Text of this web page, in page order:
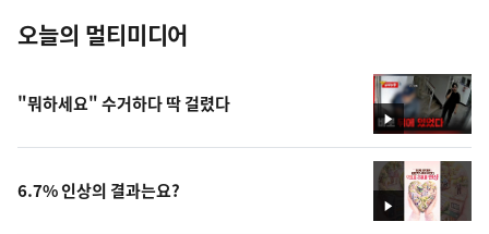
오늘의 멀티미디어
영
상
"뭐하세요" 수거하다 딱 걸렸다
영
6.7% 인상의 결과는요?